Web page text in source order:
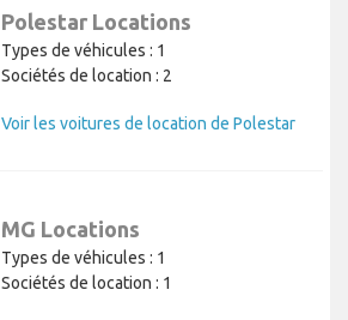
Polestar Locations
Types de véhicules : 1
Sociétés de location : 2
Voir les voitures de location de Polestar
MG Locations
Types de véhicules : 1
Sociétés de location : 1